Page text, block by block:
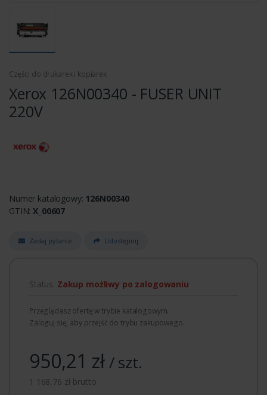
Części do drukarek i kopiarek
Xerox 126N00340 - FUSER UNIT
220V
Numer katalogowy: 126N00340
GTIN:X_00607
Zadaj pytanie Udostępnij
Status: Zakup możliwy po zalogowaniu
Przeglądasz ofertę w trybie katalogowym.
Zaloguj się, aby przejść do trybu zakupowego.
950,21 zł/ szt.
1 168,76 zł brutto